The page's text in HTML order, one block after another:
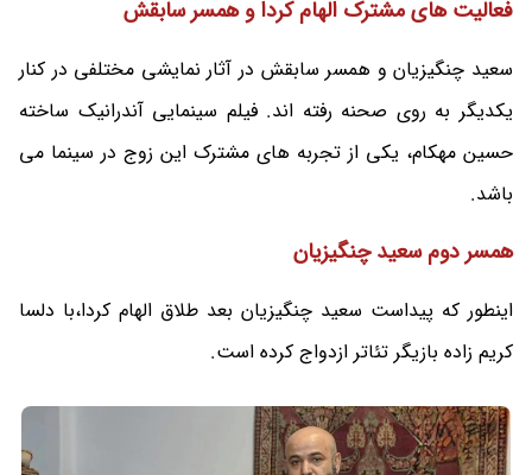
فعالیت های مشترک الهام کردا و همسر سابقش
سعید چنگیزیان و همسر سابقش در آثار نمایشی مختلفی در کنار
یکدیگر به روی صحنه رفته اند. فیلم سینمایی آندرانیک ساخته
حسین مهکام، یکی از تجربه های مشترک این زوج در سینما می
باشد.
همسر دوم سعید چنگیزیان
اینطور که پیداست سعید چنگیزیان بعد طلاق الهام کردا،با دلسا
کریم زاده بازیگر تئاتر ازدواج کرده است.